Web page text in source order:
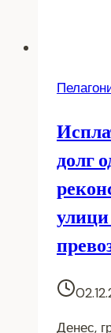
долг
Денес,